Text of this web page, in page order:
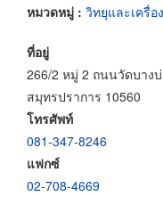
หมวดหมู่ : วิทยุและเครื่อ
ที่อยู่
266/2 หมู่ 2 ถนนวัดบาง
สมุทรปราการ 10560
โทรศัพท์
081-347-8246
แฟกซ์
02-708-4669